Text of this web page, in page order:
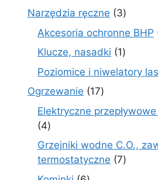
Narzędzia ręczne 33
Akcesoria ochronne BHP
Klucze, nasadki 11
produkt
Poziomice i niwelatory
Ogrzewanie 1717
produktów
Elektryczne
44
produkty
Grzejniki wodne C.O.,
termostatyczne 77